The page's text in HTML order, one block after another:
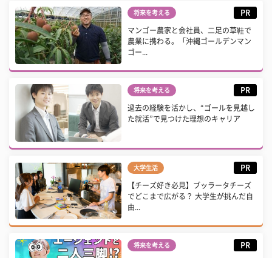
将来を考える PR
マンゴー農家と会社員、二足の草鞋で
農業に携わる。「沖縄ゴールデンマン
ゴー...
将来を考える PR
過去の経験を活かし、“ゴールを見越し
た就活”で見つけた理想のキャリア
大学生活 PR
【チーズ好き必見】ブッラータチーズ
でどこまで広がる？ 大学生が挑んだ自
由...
将来を考える PR